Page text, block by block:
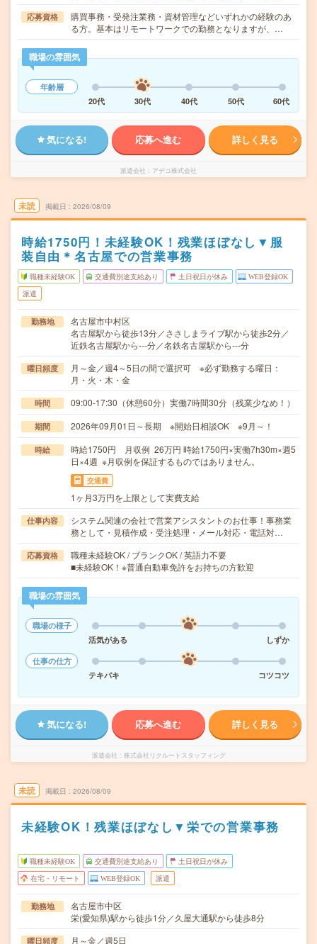
応募資格
購買事務・受発注業務・資材管理などいずれかの経験のあ
る方。基本はリモートワークでの勤務となりますが、…
職場の雰囲気
年齢層
20代
30代 40代 50代 60代
気になる! 応募へ進む 詳しく見る
派遣会社 アデコ株式会社
未読 掲載日 2026/08/09
時給1750円！未経験OK！残業ほぼなし▼服
装自由＊名古屋での営業事務
職種未経験OK 交通費別途支給あり 土日祝日が休み WEB登録OK
派遣
勤務地
名古屋市中村区
名古屋駅から徒歩13分／ささしまライブ駅から徒歩2分／
近鉄名古屋駅から---分／名鉄名古屋駅から---分
曜日頻度
月～金／週4～5日の間で選択可 ※必ず勤務する曜日：
月・火・木・金
時間 09:00-17:30（休憩60分）実働7時間30分（残業少なめ！）
期間 2026年09月01日～長期 ※開始日相談OK ※9月～！
時給
時給1750円 月収例 26万円 時給1750円×実働7h30m×週5
日×4週 ※月収例を保証するものではありません。
交通費
1ヶ月3万円を上限として実費支給
仕事内容
システム関連の会社で営業アシスタントのお仕事！事務業
務として・見積作成・受注処理・メール対応・電話対…
応募資格
職種未経験OK / ブランクOK / 英語力不要
■未経験OK！※普通自動車免許をお持ちの方歓迎
職場の雰囲気
職場の様子
活気がある
しずか
仕事の仕方
テキパキ
コツコツ
気になる! 応募へ進む 詳しく見る
派遣会社 株式会社リクルートスタッフィング
未読 掲載日 2026/08/09
未経験OK！残業ほぼなし▼栄での営業事務
職種未経験OK 交通費別途支給あり 土日祝日が休み
在宅・リモート WEB登録OK 派遣
勤務地
名古屋市中区
栄(愛知県)駅から徒歩1分／久屋大通駅から徒歩8分
曜日頻度 月～金／週5日